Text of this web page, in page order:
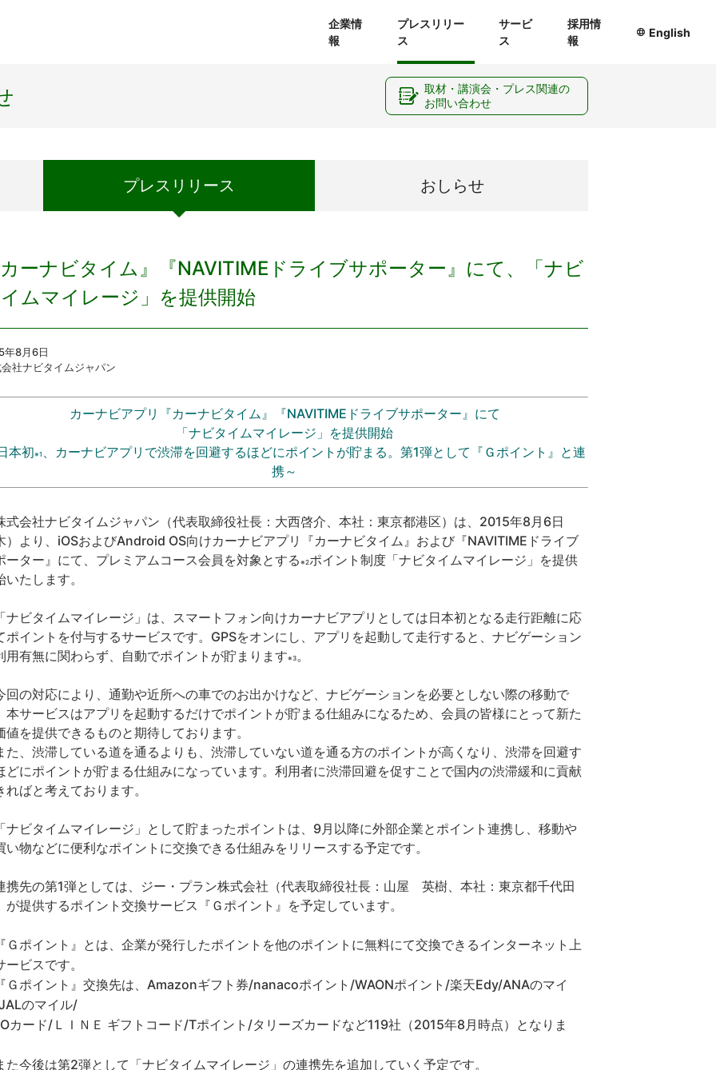
企業情
報
営理念
プレスリリー
ス
サービ
ス
採用情
報
English
プレス リリース おしらせ
ーナビタイム』『NAVITIMEドライブサポーター』にて、「ナビ
ムマイレージ」を提供開始
年8月6日
社ナビタイムジャパン
カーナビアプリ『カーナビタイム』『NAVITIMEドライブサポーター』にて
「ナビタイムマイレージ」を提供開始
本初※1 、カーナビアプリで渋滞を回避するほどにポイントが貯まる。第1弾として『Ｇポイント』と連
携～
会社ナビタイムジャパン（代表取締役社長：大西啓介、本社：東京都港区）は、2015年8月6日
）より、iOSおよびAndroid OS向けカーナビアプリ『カーナビタイム』および『NAVITIMEドライブ
ーター』にて、プレミアムコース会員を対象とする ※2ポイント制度「ナビタイムマイレージ」を提供
いたします。
ビタイムマイレージ」は、スマートフォン向けカーナビアプリとしては日本初となる走行距離に応
ポイントを付与するサービスです。GPSをオンにし、アプリを起動して走行すると、ナビゲーション
用有無に関わらず、自動でポイントが貯まります※3。
の対応により、通勤や近所への車でのお出かけなど、ナビゲーションを必要としない際の移動で
本サービスはアプリを起動するだけでポイントが貯まる仕組みになるため、会員の皆様にとって新た
値を提供できるものと期待しております。
、渋滞している道を通るよりも、渋滞していない道を通る方のポイントが高くなり、渋滞を回避す
どにポイントが貯まる仕組みになっています。利用者に渋滞回避を促すことで国内の渋滞緩和に貢献
ればと考えております。
ビタイムマイレージ」として貯まったポイントは、9月以降に外部企業とポイント連携し、移動や
い物などに便利なポイントに交換できる仕組みをリリースする予定です。
先の第1弾としては、ジー・プラン株式会社（代表取締役社長：山屋 英樹、本社：東京都千代田
が提供するポイント交換サービス『Ｇポイント』を予定しています。
ポイント』とは、企業が発行したポイントを他のポイントに無料にて交換できるインターネット上
ービスです。
ポイント』交換先は、Amazonギフト券/nanacoポイント/WAONポイント/楽天Edy/ANAのマイ
のマイル/
カード/ＬＩＮＥ ギフトコード/Tポイント/タリーズカードなど119社（2015年8月時点）となりま
今後は第2弾として「ナビタイムマイレージ」の連携先を追加していく予定です。
取材・講演会・プレス関連の
お問い合わせ